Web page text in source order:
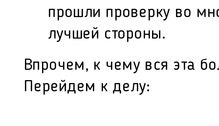
прошли проверку во
лучшей стороны.
Впрочем, к чему вся эта
Перейдем к делу: